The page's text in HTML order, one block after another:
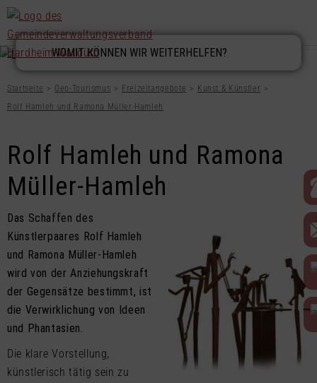
Startseite Geo-Tourismus Freizeitangebote
Kunst & Künstler
Rolf Hamleh und Ramona Müller-Hamleh
Rolf Hamleh und Ramona
Müller-Hamleh
Das Schaffen des
Künstlerpaares Rolf Hamleh
und Ramona Müller-Hamleh
wird von der Anziehungskraft
der Gegensätze bestimmt, ist
die Verwirklichung von Ideen
und Phantasien.
Die klare Vorstellung,
künstlerisch tätig sein zu